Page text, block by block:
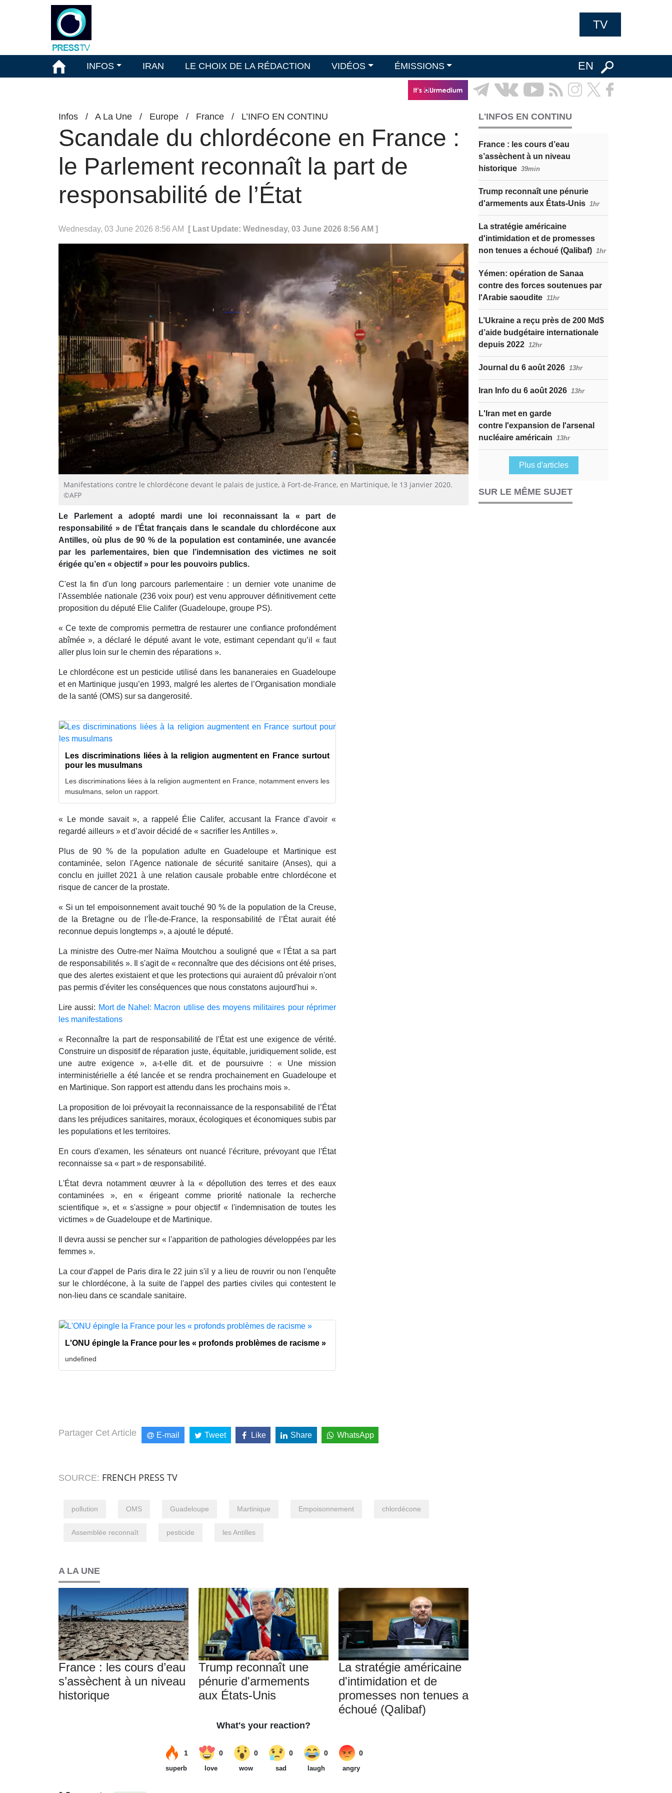
TV
INFOS IRAN LE CHOIX DE LA RÉDACTION VIDÉOS ÉMISSIONS EN
Infos / A La Une / Europe / France / L’INFO EN CONTINU
Scandale du chlordécone en France :
le Parlement reconnaît la part de
responsabilité de l’État
Wednesday, 03 June 2026 8:56 AM [ Last Update: Wednesday, 03 June 2026 8:56 AM ]
Manifestations contre le chlordécone devant le palais de justice, à Fort-de-France, en Martinique, le 13 janvier 2020.
©AFP
Le Parlement a adopté mardi une loi reconnaissant la « part de
responsabilité » de l’État français dans le scandale du chlordécone aux
Antilles, où plus de 90 % de la population est contaminée, une avancée
par les parlementaires, bien que l’indemnisation des victimes ne soit
érigée qu’en « objectif » pour les pouvoirs publics.
C'est la fin d'un long parcours parlementaire : un dernier vote unanime de
l'Assemblée nationale (236 voix pour) est venu approuver définitivement cette
proposition du député Elie Califer (Guadeloupe, groupe PS).
« Ce texte de compromis permettra de restaurer une confiance profondément
abîmée », a déclaré le député avant le vote, estimant cependant qu’il « faut
aller plus loin sur le chemin des réparations ».
Le chlordécone est un pesticide utilisé dans les bananeraies en Guadeloupe
et en Martinique jusqu’en 1993, malgré les alertes de l’Organisation mondiale
de la santé (OMS) sur sa dangerosité.
Les discriminations liées à la religion augmentent en France surtout
pour les musulmans
Les discriminations liées à la religion augmentent en France, notamment envers les
musulmans, selon un rapport.
« Le monde savait », a rappelé Élie Califer, accusant la France d’avoir «
regardé ailleurs » et d’avoir décidé de « sacrifier les Antilles ».
Plus de 90 % de la population adulte en Guadeloupe et Martinique est
contaminée, selon l'Agence nationale de sécurité sanitaire (Anses), qui a
conclu en juillet 2021 à une relation causale probable entre chlordécone et
risque de cancer de la prostate.
« Si un tel empoisonnement avait touché 90 % de la population de la Creuse,
de la Bretagne ou de l’Île-de-France, la responsabilité de l’État aurait été
reconnue depuis longtemps », a ajouté le député.
La ministre des Outre-mer Naïma Moutchou a souligné que « l'État a sa part
de responsabilités ». Il s'agit de « reconnaître que des décisions ont été prises,
que des alertes existaient et que les protections qui auraient dû prévaloir n'ont
pas permis d'éviter les conséquences que nous constatons aujourd'hui ».
Lire aussi: Mort de Nahel: Macron utilise des moyens militaires pour réprimer
les manifestations
« Reconnaître la part de responsabilité de l'État est une exigence de vérité.
Construire un dispositif de réparation juste, équitable, juridiquement solide, est
une autre exigence », a-t-elle dit. et de poursuivre : « Une mission
interministérielle a été lancée et se rendra prochainement en Guadeloupe et
en Martinique. Son rapport est attendu dans les prochains mois ».
La proposition de loi prévoyait la reconnaissance de la responsabilité de l’État
dans les préjudices sanitaires, moraux, écologiques et économiques subis par
les populations et les territoires.
En cours d'examen, les sénateurs ont nuancé l'écriture, prévoyant que l'État
reconnaisse sa « part » de responsabilité.
L'État devra notamment œuvrer à la « dépollution des terres et des eaux
contaminées », en « érigeant comme priorité nationale la recherche
scientifique », et « s'assigne » pour objectif « l'indemnisation de toutes les
victimes » de Guadeloupe et de Martinique.
Il devra aussi se pencher sur « l'apparition de pathologies développées par les
femmes ».
La cour d'appel de Paris dira le 22 juin s'il y a lieu de rouvrir ou non l'enquête
sur le chlordécone, à la suite de l'appel des parties civiles qui contestent le
non-lieu dans ce scandale sanitaire.
L'ONU épingle la France pour les « profonds problèmes de racisme »
undefined
Partager Cet Article E-mail Tweet Like Share WhatsApp
SOURCE: FRENCH PRESS TV
pollution OMS Guadeloupe Martinique Empoisonnement chlordécone
Assemblée reconnaît pesticide les Antilles
A LA UNE
France : les cours d’eau
s’assèchent à un niveau
historique
Trump reconnaît une
pénurie d'armements
aux États-Unis
La stratégie américaine
d'intimidation et de
promesses non tenues a
échoué (Qalibaf)
L'INFOS EN CONTINU
France : les cours d’eau
s’assèchent à un niveau
historique 39min
Trump reconnaît une pénurie
d'armements aux États-Unis 1hr
La stratégie américaine
d'intimidation et de promesses
non tenues a échoué (Qalibaf) 1hr
Yémen: opération de Sanaa
contre des forces soutenues par
l'Arabie saoudite 11hr
L’Ukraine a reçu près de 200 Md$
d’aide budgétaire internationale
depuis 2022 12hr
Journal du 6 août 2026 13hr
Iran Info du 6 août 2026 13hr
L'Iran met en garde
contre l'expansion de l'arsenal
nucléaire américain 13hr
Plus d'articles
SUR LE MÊME SUJET